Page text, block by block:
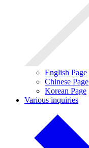
English Page
Chinese Page
Korean Page
Various inquiries